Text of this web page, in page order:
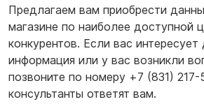
Предлагаем вам приобрести
магазине по наиболее доступной
конкурентов. Если вас интересует
информация или у вас возникли
позвоните по номеру +7 (831)
консультанты ответят вам.